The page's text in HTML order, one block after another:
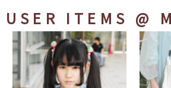
USER ITEMS @